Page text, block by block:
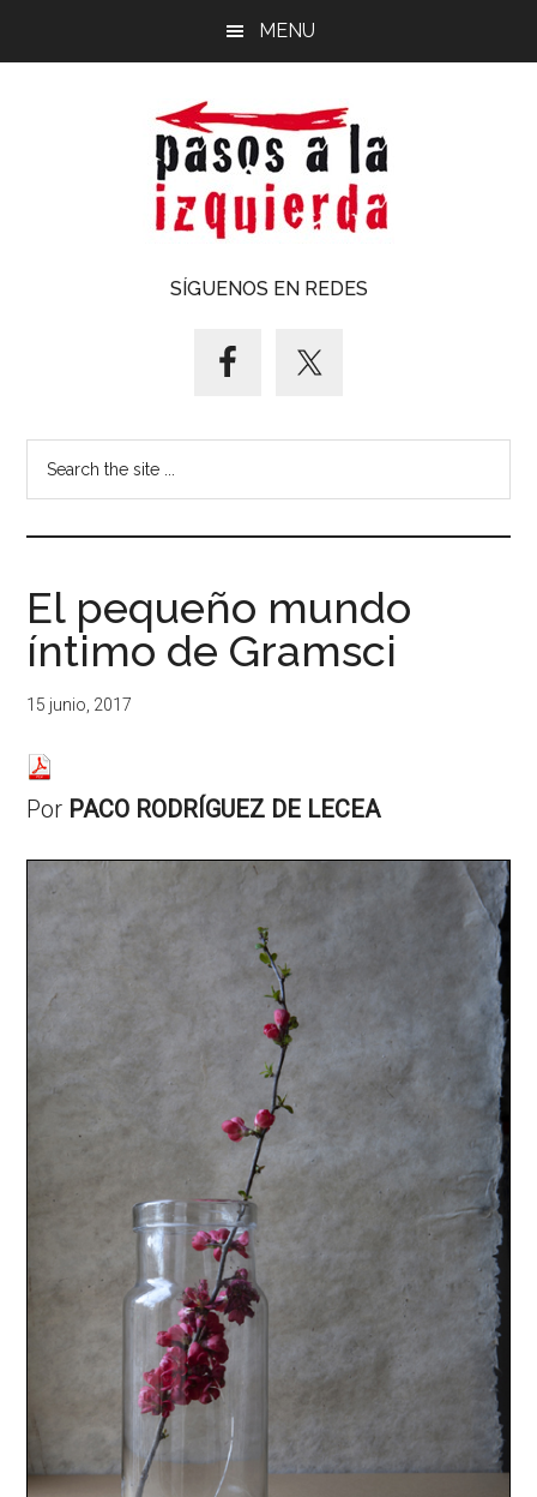
MENU
Pasos
izquierda
Tanteos.
Cruces
de
caminos
SÍGUENOS EN REDES
El pequeño mundo
íntimo de Gramsci
15 junio, 2017
Por PACO RODRÍGUEZ DE LECEA